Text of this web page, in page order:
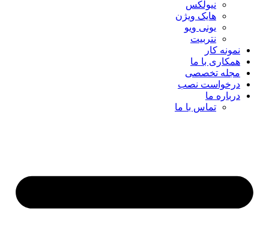
نیولکس
هایک ویژن
یونی ویو
نتربیت
نمونه کار
همکاری با ما
مجله تخصصی
درخواست نصب
درباره ما
تماس با ما